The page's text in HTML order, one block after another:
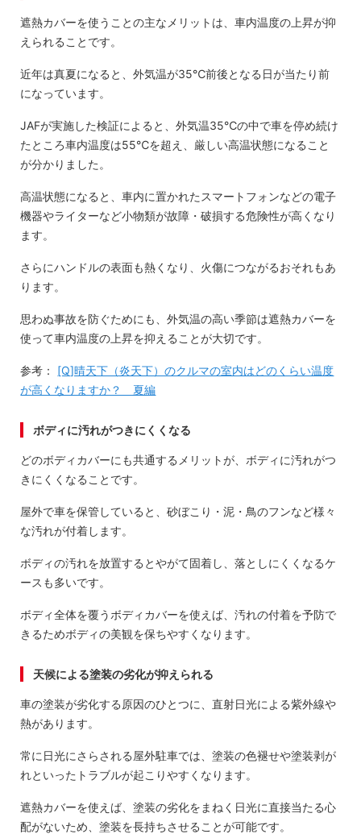
遮熱カバーを使うことの主なメリットは、車内温度の上昇が抑
えられることです。
近年は真夏になると、外気温が35℃前後となる日が当たり前
になっています。
JAFが実施した検証によると、外気温35℃の中で車を停め続け
たところ車内温度は55℃を超え、厳しい高温状態になること
が分かりました。
高温状態になると、車内に置かれたスマートフォンなどの電子
機器やライターなど小物類が故障・破損する危険性が高くなり
ます。
さらにハンドルの表面も熱くなり、火傷につながるおそれもあ
ります。
思わぬ事故を防ぐためにも、外気温の高い季節は遮熱カバーを
使って車内温度の上昇を抑えることが大切です。
参考： [Q]晴天下（炎天下）のクルマの室内はどのくらい温度
が高くなりますか？ 夏編
ボディに汚れがつきにくくなる
どのボディカバーにも共通するメリットが、ボディに汚れがつ
きにくくなることです。
屋外で車を保管していると、砂ぼこり・泥・鳥のフンなど様々
な汚れが付着します。
ボディの汚れを放置するとやがて固着し、落としにくくなるケ
ースも多いです。
ボディ全体を覆うボディカバーを使えば、汚れの付着を予防で
きるためボディの美観を保ちやすくなります。
天候による塗装の劣化が抑えられる
車の塗装が劣化する原因のひとつに、直射日光による紫外線や
熱があります。
常に日光にさらされる屋外駐車では、塗装の色褪せや塗装剥が
れといったトラブルが起こりやすくなります。
遮熱カバーを使えば、塗装の劣化をまねく日光に直接当たる心
配がないため、塗装を長持ちさせることが可能です。